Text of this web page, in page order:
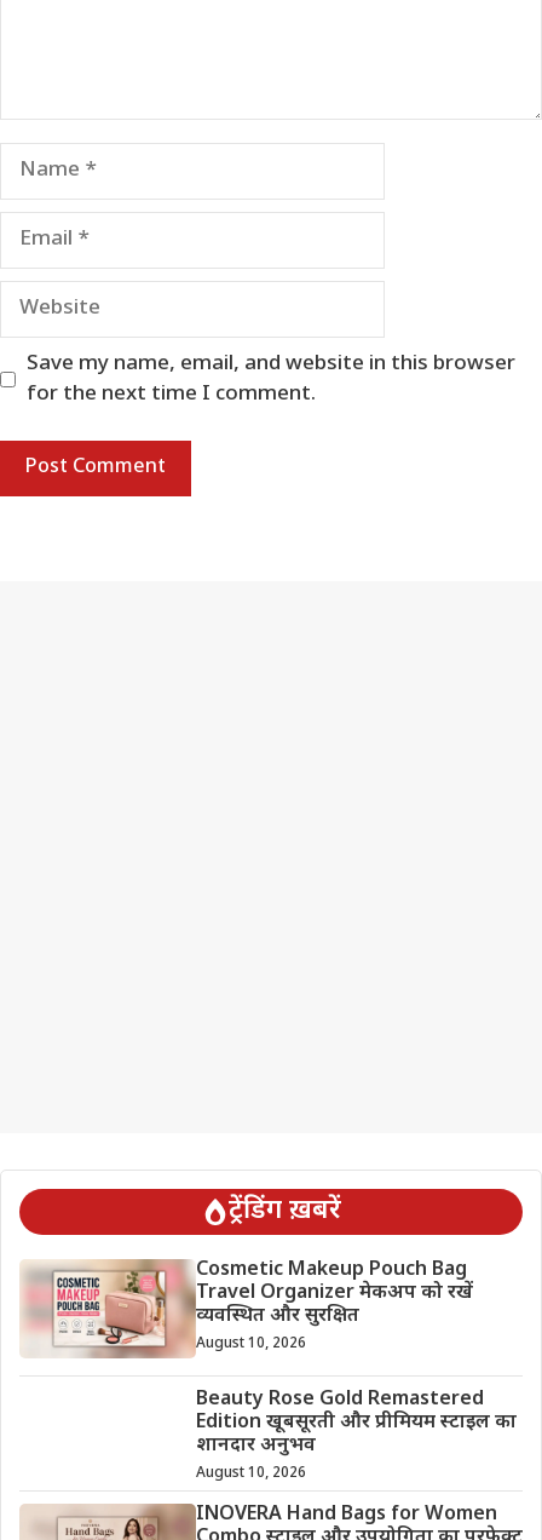
Name
Email
Website
Save my name, email, and website in this browser
for the next time I comment.
ट्रेंडिंग ख़बरें
Cosmetic Makeup Pouch Bag
Travel Organizer मेकअप को रखें
व्यवस्थित और सुरक्षित
August 10, 2026
Beauty Rose Gold Remastered
Edition खूबसूरती और प्रीमियम स्टाइल का
शानदार अनुभव
August 10, 2026
INOVERA Hand Bags for Women